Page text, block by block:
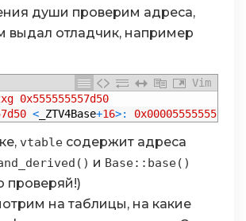
души проверим адреса,
выдал отладчик, например
Vim
0x555555557d50
< _ZTV4Base+16>:
vtable содержит адреса
и Base::base()
проверяй!)
на таблицы, на какие